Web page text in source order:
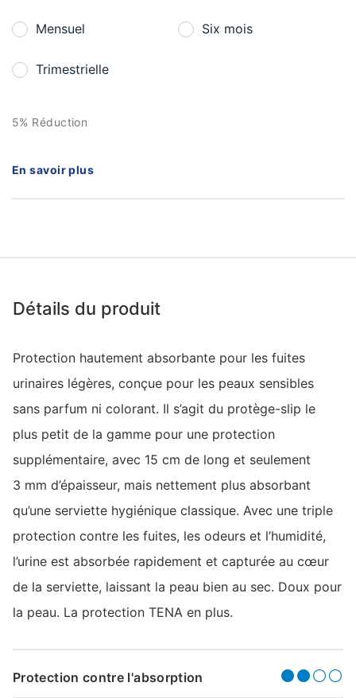
Mensuel Six mois
Trimestrielle
5% Réduction
En savoir plus
Détails du produit
Protection hautement absorbante pour les fuites
urinaires légères, conçue pour les peaux sensibles
sans parfum ni colorant. Il s’agit du protège-slip le
plus petit de la gamme pour une protection
supplémentaire, avec 15 cm de long et seulement
3 mm d’épaisseur, mais nettement plus absorbant
qu’une serviette hygiénique classique. Avec une triple
protection contre les fuites, les odeurs et l’humidité,
l’urine est absorbée rapidement et capturée au cœur
de la serviette, laissant la peau bien au sec. Doux pour
la peau. La protection TENA en plus.
Protection contre l'absorption